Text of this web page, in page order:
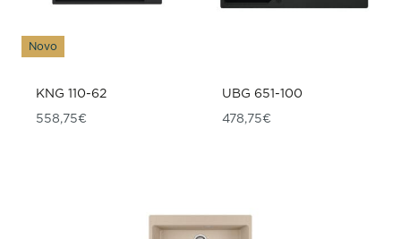
Novo
KNG 110-62
558,75€
UBG 651-100
478,75€